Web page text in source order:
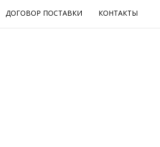
ДОГОВОР ПОСТАВКИ КОНТАКТЫ